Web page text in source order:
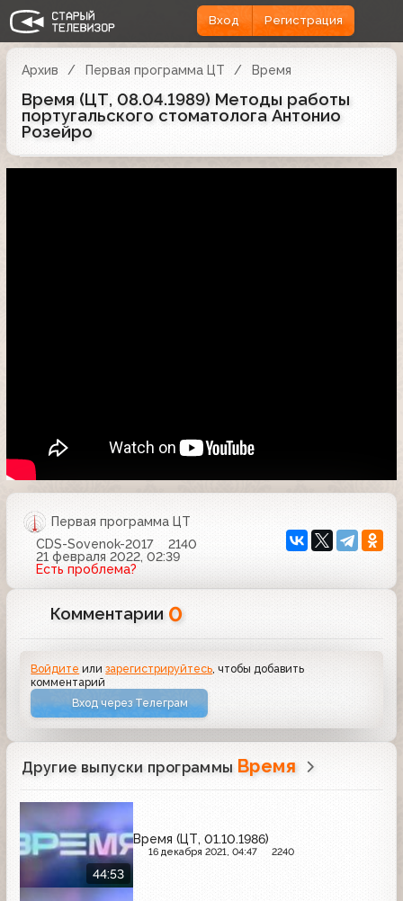
Вход Регистрация
Архив Первая программа ЦТ Время
Время (ЦТ, 08.04.1989) Методы работы
португальского стоматолога Антонио
Розейро
Первая программа ЦТ
CDS-Sovenok-2017
2140
21 февраля 2022, 02:39
Есть проблема?
Комментарии 0
Войдите илизарегистрируйтесь , чтобы добавить
комментарий
Вход через Телеграм
Другие выпуски программы Время
44:53
Время (ЦТ, 01.10.1986)
16 декабря 2021, 04:47 2240